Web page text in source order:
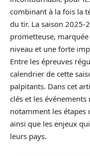
combinant à la fois la
du tir. La saison 2025-
prometteuse,
niveau et une forte
Entre les épreuves
calendrier de cette
palpitants. Dans cet
clés et les événements
notamment les étapes
ainsi que les enjeux
leurs pays.